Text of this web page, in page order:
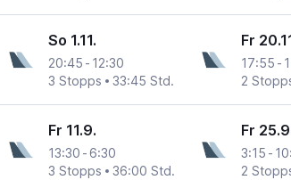
So 1.11.
20:45 - 12:30
3 Stopps
33:45 Std.
Fr
17:55 -
2
Fr 11.9.
13:30 - 6:30
3 Stopps
36:00 Std.
Fr
3:15 -
2